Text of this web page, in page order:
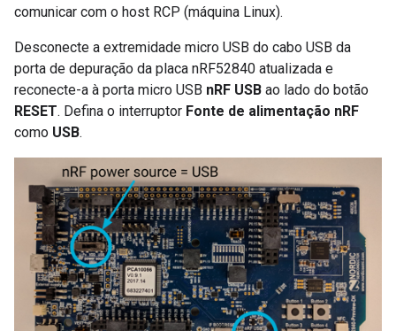
comunicar com o host RCP (máquina Linux).
Desconecte a extremidade micro USB do cabo USB da
porta de depuração da placa nRF52840 atualizada e
reconecte-a à porta micro USB nRF USB ao lado do botão
RESET. Defina o interruptor Fonte de alimentação nRF
como USB.